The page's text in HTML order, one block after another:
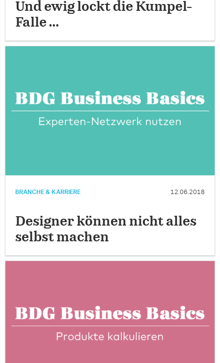
Und ewig lockt die Kumpel-
Falle …
BRANCHE & KARRIERE 12.06.2018
Designer können nicht alles
selbst machen